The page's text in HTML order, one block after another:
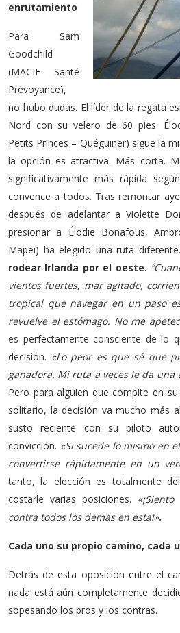
enrutamiento
Para Sam
Goodchild
(MACIF Santé
Prévoyance),
no hubo dudas. El líder de la regata
Nord con su velero de 60 pies.
Petits Princes – Quéguiner) sigue la
la opción es atractiva. Más corta.
significativamente más rápida
convence a todos. Tras remontar
después de adelantar a Violette
presionar a Élodie Bonafous,
Mapei) ha elegido una ruta diferente.
rodear Irlanda por el oeste.
vientos fuertes, mar agitado,
tropical que navegar en un paso
revuelve el estómago. No me
es perfectamente consciente de lo
decisión. «Lo peor es que sé que
ganadora. Mi ruta a veces le da una
Pero para alguien que compite en
solitario, la decisión va mucho más
susto reciente con su piloto
convicción. «Si sucede lo mismo en
convertirse rápidamente en un
tanto, la elección es totalmente
costarle varias posiciones.
contra todos los demás en esta!».
Cada uno su propio camino, cada
Detrás de esta oposición entre el
nada está aún completamente
sopesando los pros y los contras.